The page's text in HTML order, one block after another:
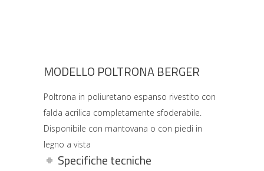
MODELLO POLTRONA BERGER
Poltrona in poliuretano espanso rivestito con
falda acrilica completamente sfoderabile.
Disponibile con mantovana o con piedi in
legno a vista
Specifiche tecniche